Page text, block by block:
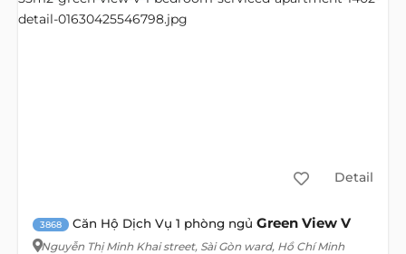
Detail
3868 Căn Hộ Dịch Vụ 1 phòng ngủ Green View V
Nguyễn Thị Minh Khai street, Sài Gòn ward, Hồ Chí Minh